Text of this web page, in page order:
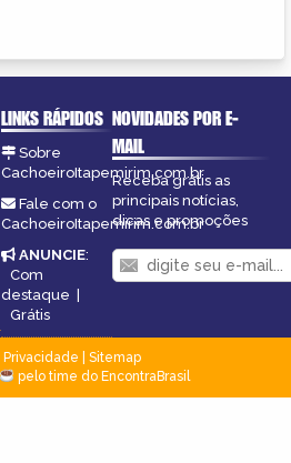
LINKS RÁPIDOS
Sobre
CachoeiroItapemirim.com.br
Fale com o
CachoeiroItapemirim.com.br
ANUNCIE:
Com
destaque |
Grátis
NOVIDADES POR E-
MAIL
Receba grátis as
principais notícias,
dicas e promoções
Privacidade
Sitemap
pelo time do EncontraBrasil